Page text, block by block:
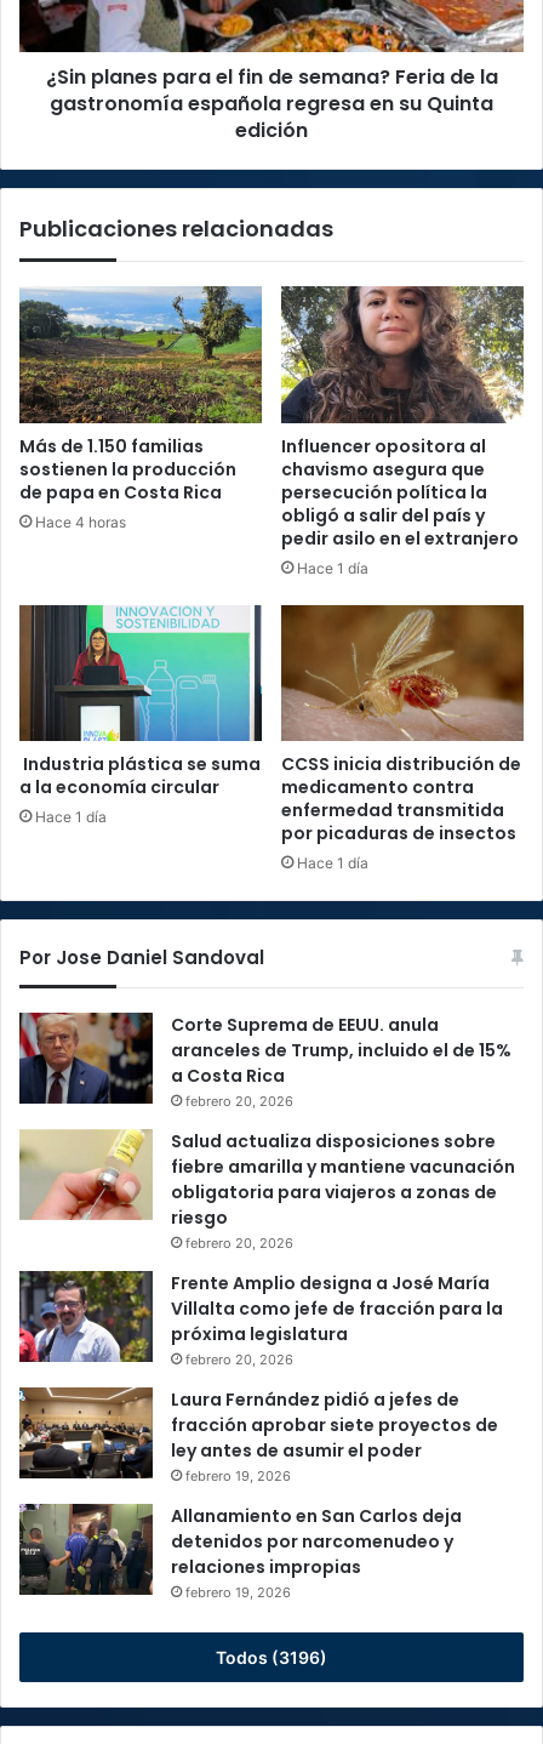
Feria
de
gastronomía
en
Quinta
¿Sin planes para el fin de semana? Feria de la
gastronomía española regresa en su Quinta
edición
Publicaciones relacionadas
Más de 1.150 familias
sostienen la producción
de papa en Costa Rica
Hace 4 horas
Influencer opositora al
chavismo asegura que
persecución política la
obligó a salir del país y
pedir asilo en el extranjero
Hace 1 día
Industria plástica se suma
a la economía circular
Hace 1 día
CCSS inicia distribución de
medicamento contra
enfermedad transmitida
por picaduras de insectos
Hace 1 día
Por Jose Daniel Sandoval
Corte Suprema de EEUU. anula
aranceles de Trump, incluido el de 15%
a Costa Rica
febrero 20, 2026
Salud actualiza disposiciones sobre
fiebre amarilla y mantiene vacunación
obligatoria para viajeros a zonas de
riesgo
febrero 20, 2026
Frente Amplio designa a José María
Villalta como jefe de fracción para la
próxima legislatura
febrero 20, 2026
Laura Fernández pidió a jefes de
fracción aprobar siete proyectos de
ley antes de asumir el poder
febrero 19, 2026
Allanamiento en San Carlos deja
detenidos por narcomenudeo y
relaciones impropias
febrero 19, 2026
Todos (3196)